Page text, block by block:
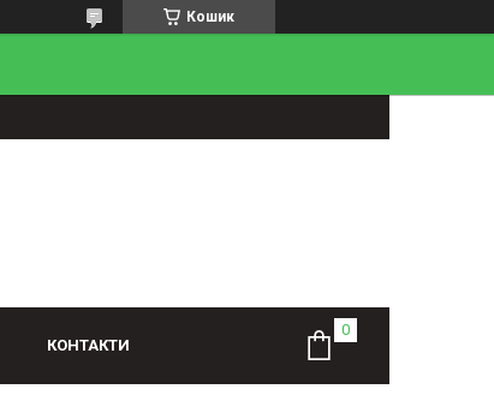
Кошик
КОНТАКТИ